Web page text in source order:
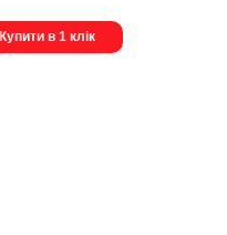
Купити в 1 клік